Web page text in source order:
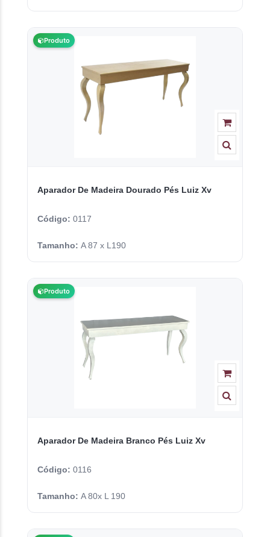
Produto
Aparador De Madeira Dourado Pés Luiz Xv
Código: 0117
Tamanho: A 87 x L190
Produto
Aparador De Madeira Branco Pés Luiz Xv
Código: 0116
Tamanho: A 80x L 190